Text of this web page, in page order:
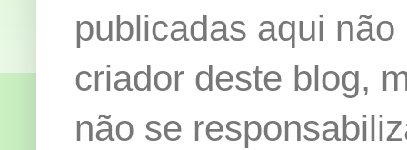
publicadas aqui
criador deste blog,
não se